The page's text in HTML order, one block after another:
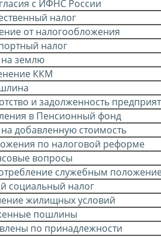
с ИФНС России
налог
от налогообложения
налог
землю
ККМ
и задолженность
в Пенсионный фонд
добавленную стоимость
по налоговой реформе
вопросы
служебным
социальный налог
жилищных условий
пошлины
по принадлежности